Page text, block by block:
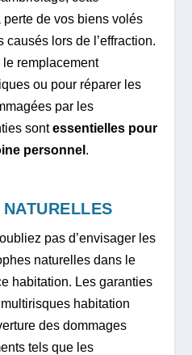
de vos biens volés
lors de l’effraction.
remplacement
ou pour réparer les
par les
sontessentielles pour
personnel .
pas d’envisager les
naturelles dans le
habitation. Les garanties
habitation
des dommages
tels que les